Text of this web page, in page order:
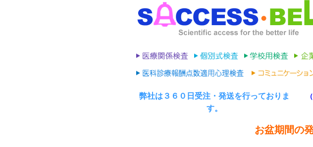
弊社は３６０日受注・発送を行っておりま
す。
お盆期間の